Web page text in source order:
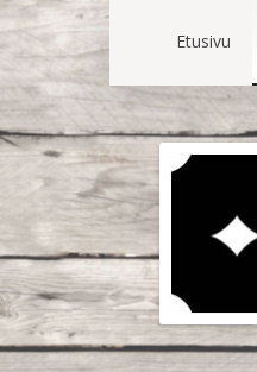
Etusivu